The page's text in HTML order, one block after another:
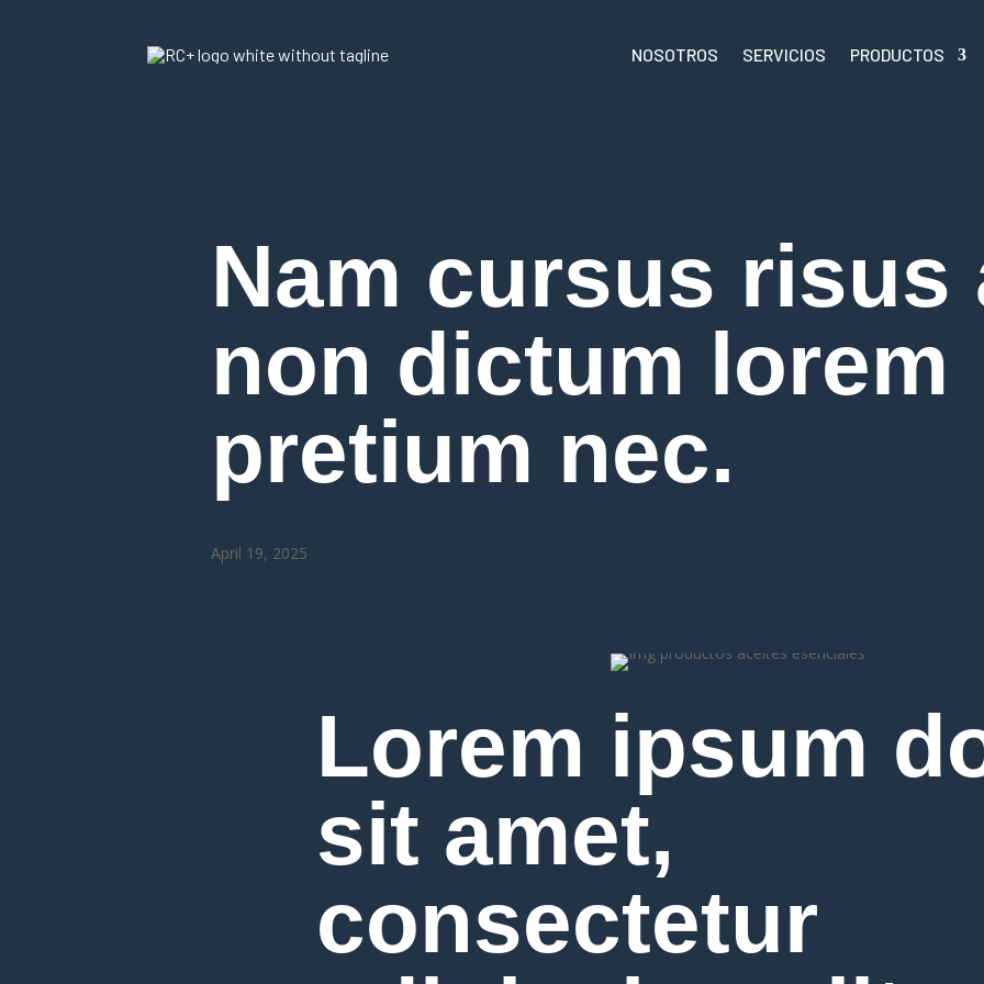
NOSOTROS SERVICIOS PRODUCTOS
Nam cursus risus
non dictum lorem
pretium nec.
April 19, 2025
Lorem ipsum
sit amet,
consectetur